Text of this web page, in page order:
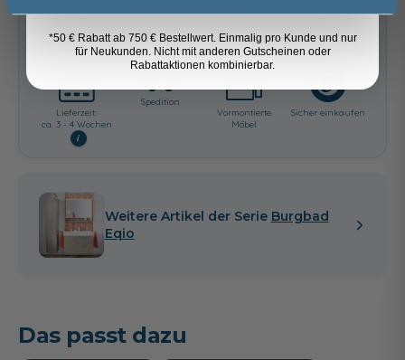
Lieferzeit:
ca. 3 - 4 Wochen
i
Spedition
Vormontierte
Möbel
Sicher einkaufen
Weitere Artikel der Serie Burgbad
Eqio
Das passt dazu
*50 € Rabatt ab 750 € Bestellwert. Einmalig pro Kunde und nur
für Neukunden. Nicht mit anderen Gutscheinen oder
Rabattaktionen kombinierbar.